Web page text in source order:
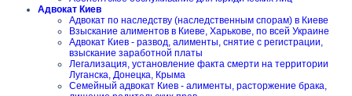
Адвокат Киев
Адвокат по наследству (наследственным спорам) в Киеве
Взыскание алиментов в Киеве, Харькове, по всей Украине
Адвокат Киев - развод, алименты, снятие с регистрации,
взыскание заработной платы
Легализация, установление факта смерти на территории
Луганска, Донецка, Крыма
Семейный адвокат Киев - алименты, расторжение брака,